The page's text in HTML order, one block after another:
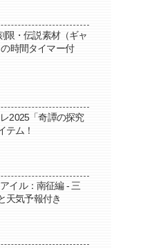
限・伝説素材（ギャ
時間タイマー付
2025「奇譚の探究
テム！
イル：南征編 - 三
天気予報付き